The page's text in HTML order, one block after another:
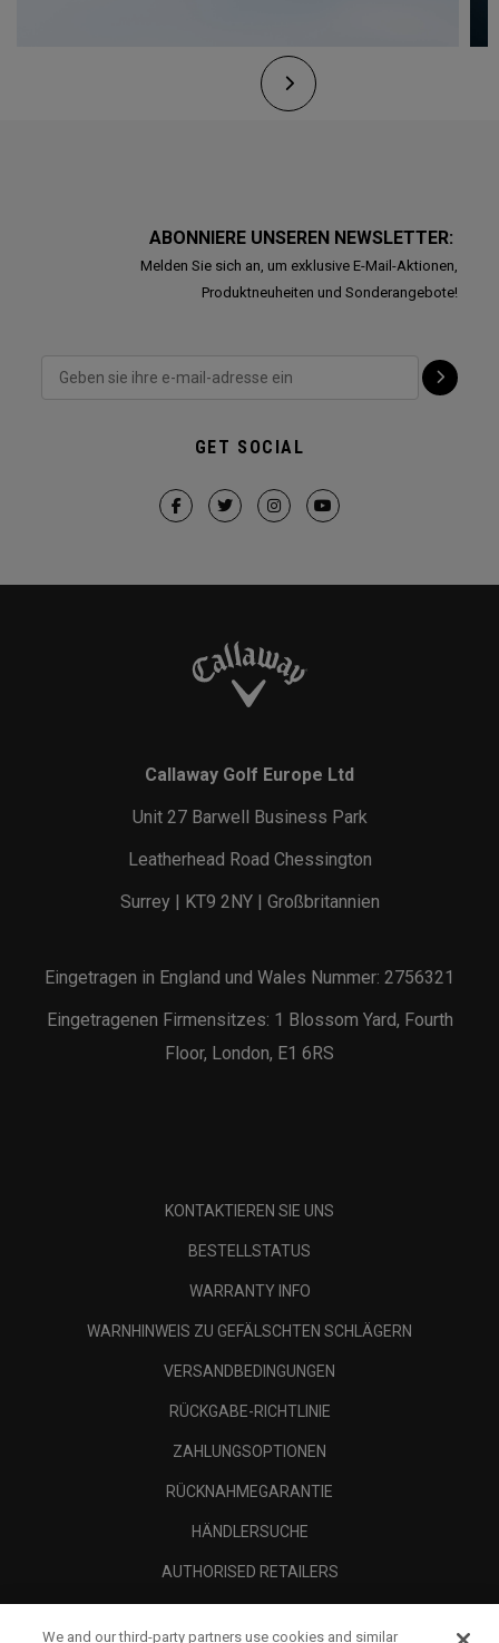
ABONNIERE UNSEREN NEWSLETTER:
Melden Sie sich an, um exklusive E-Mail-Aktionen,
Produktneuheiten und Sonderangebote!
GET SOCIAL
Callaway Golf Europe Ltd
Unit 27 Barwell Business Park
Leatherhead Road Chessington
Surrey | KT9 2NY | Großbritannien
Eingetragen in England und Wales Nummer: 2756321
Eingetragenen Firmensitzes: 1 Blossom Yard, Fourth
Floor, London, E1 6RS
KONTAKTIEREN SIE UNS
BESTELLSTATUS
WARRANTY INFO
WARNHINWEIS ZU GEFÄLSCHTEN SCHLÄGERN
VERSANDBEDINGUNGEN
RÜCKGABE-RICHTLINIE
ZAHLUNGSOPTIONEN
RÜCKNAHMEGARANTIE
HÄNDLERSUCHE
AUTHORISED RETAILERS
We and our third-party partners use cookies and similar